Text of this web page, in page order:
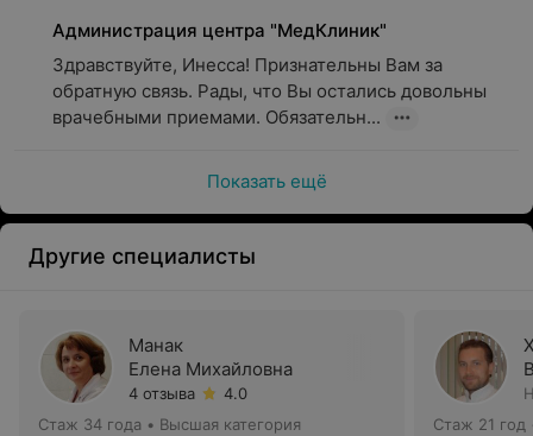
Администрация центра "МедКлиник"
Здравствуйте, Инесса! Признательны Вам за
обратную связь. Рады, что Вы остались довольны
врачебными приемами. Обязательн...
Показать ещё
Другие специалисты
Манак
Елена Михайловна
4 отзыва
4.0
Стаж 34 года • Высшая категория
Стаж 21 год